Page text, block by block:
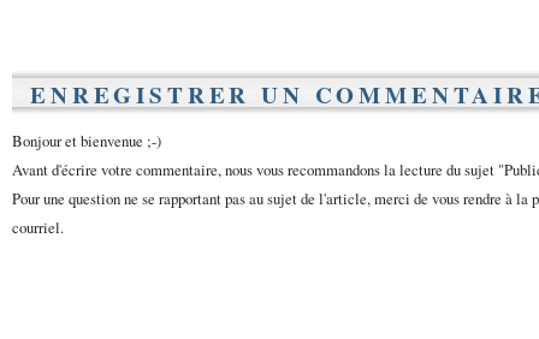
ENREGISTRER UN
Bonjour et bienvenue ;-)
Avant d'écrire votre commentaire, nous vous recommandons la lecture du sujet
Pour une question ne se rapportant pas au sujet de l'article, merci de vous rendre à la
courriel.